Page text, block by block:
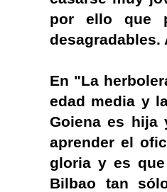
por ello que
desagradables.
En "La
edad media y
Goiena es hija
aprender el
gloria y es
Bilbao tan